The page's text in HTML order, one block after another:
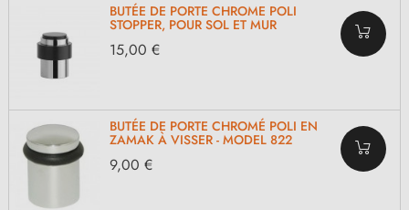
BUTÉE DE PORTE CHROME POLI
STOPPER, POUR SOL ET MUR
15,00 €
BUTÉE DE PORTE CHROMÉ POLI EN
ZAMAK À VISSER - MODEL 822
9,00 €